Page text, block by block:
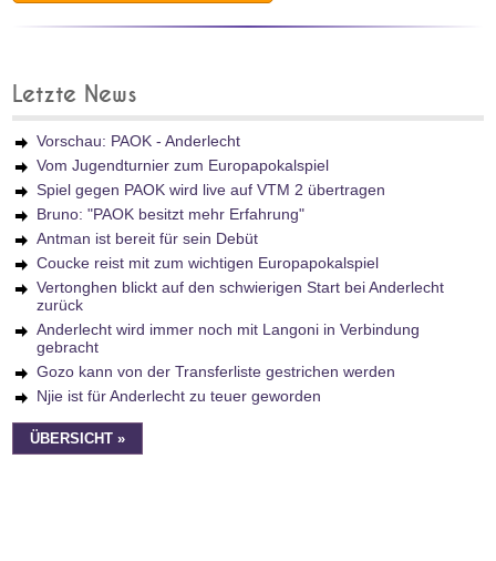
Letzte News
Vorschau: PAOK - Anderlecht
Vom Jugendturnier zum Europapokalspiel
Spiel gegen PAOK wird live auf VTM 2 übertragen
Bruno: "PAOK besitzt mehr Erfahrung"
Antman ist bereit für sein Debüt
Coucke reist mit zum wichtigen Europapokalspiel
Vertonghen blickt auf den schwierigen Start bei Anderlecht
zurück
Anderlecht wird immer noch mit Langoni in Verbindung
gebracht
Gozo kann von der Transferliste gestrichen werden
Njie ist für Anderlecht zu teuer geworden
ÜBERSICHT »